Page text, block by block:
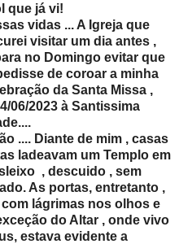
que já vi!
vidas ... A Igreja que
visitar um dia antes ,
no Domingo evitar que
de coroar a minha
da Santa Missa ,
06/2023 à Santissima
.... Diante de mim , casas
ladeavam um Templo em
, descuido , sem
As portas, entretanto ,
lágrimas nos olhos e
do Altar , onde vivo
estava evidente a